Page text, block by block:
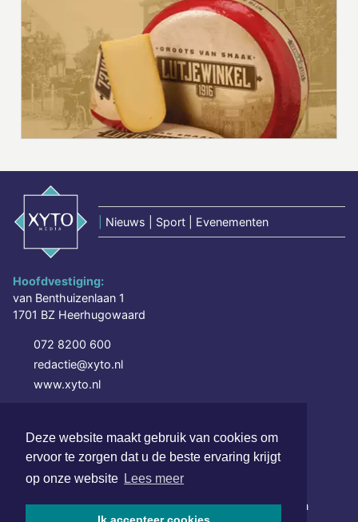
Deze website maakt gebruik van cookies om
ervoor te zorgen dat u de beste ervaring krijgt
op onze website Lees meer
Nieuws | Sport | Evenementen
Hoofdvestiging:
van Benthuizenlaan 1
1701 BZ Heerhugowaard
072 8200 600
redactie@xyto.nl
www.xyto.nl
NIEUWSBRIEF AANMELDEN
Schrijf je in voor onze nieuwsbrief en krijg wekelijks een